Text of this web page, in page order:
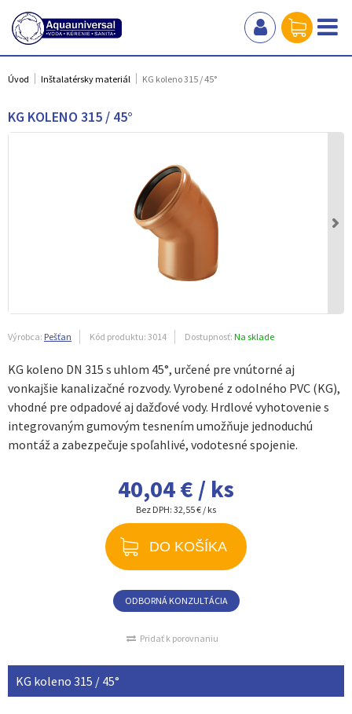
Úvod Inštalatérsky materiál KG koleno 315 / 45°
KG KOLENO 315 / 45°
Výrobca: Pešťan Kód produktu: 3014 Dostupnosť: Na sklade
KG koleno DN 315 s uhlom 45°, určené pre vnútorné aj
vonkajšie kanalizačné rozvody. Vyrobené z odolného PVC (KG),
vhodné pre odpadové aj dažďové vody. Hrdlové vyhotovenie s
integrovaným gumovým tesnením umožňuje jednoduchú
montáž a zabezpečuje spoľahlivé, vodotesné spojenie.
40,04 € / ks
Bez DPH: 32,55 € / ks
DO KOŠÍKA
ODBORNÁ KONZULTÁCIA
Pridať k porovnaniu
KG koleno 315 / 45°